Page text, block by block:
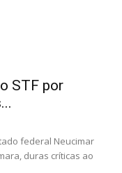
STF por
federal Neucimar
duras críticas ao